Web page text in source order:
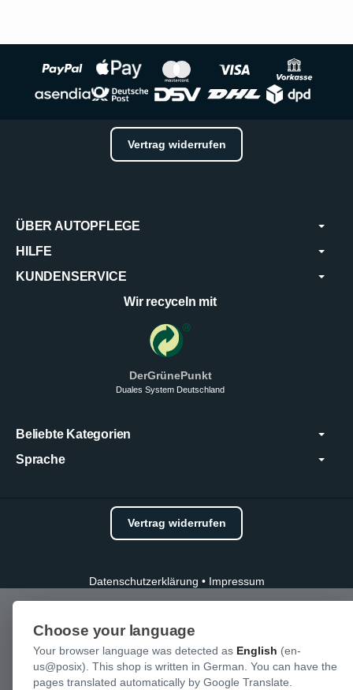
Vertrag widerrufen
ÜBER AUTOPFLEGE
HILFE
KUNDENSERVICE
Wir recyceln mit
DerGrünePunkt
Duales System Deutschland
Beliebte Kategorien
Sprache
Vertrag widerrufen
Datenschutzerklärung • Impressum
Choose your language
Your browser language was detected as English (en-
us@posix). This shop is written in German. You can have the
pages translated automatically by Google Translate.